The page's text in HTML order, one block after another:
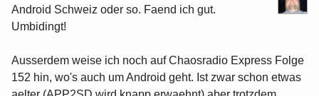
Android Schweiz oder so. Faend ich gut.
Umbidingt!
Ausserdem weise ich noch auf Chaosradio Express Folge
152 hin, wo's auch um Android geht. Ist zwar schon etwas